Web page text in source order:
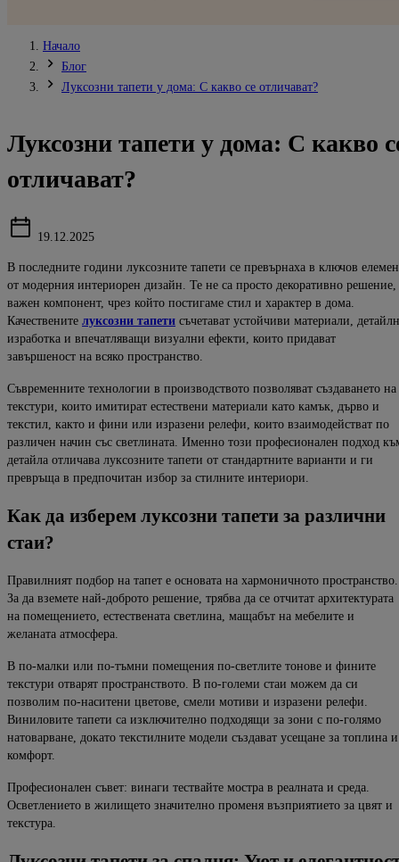
Начало
Блог
Луксозни тапети у дома: С какво се отличават?
Луксозни тапети у дома: С какво
отличават?
19.12.2025
В последните години луксозните тапети се превърнаха в ключов
от модерния интериорен дизайн. Те не са просто декоративно решение,
важен компонент, чрез който постигаме стил и характер в дома.
Качествените луксозни тапети съчетават устойчиви материали,
изработка и впечатляващи визуални ефекти, които придават
завършеност на всяко пространство.
Съвременните технологии в производството позволяват създаването на
текстури, които имитират естествени материали като камък, дърво и
текстил, както и фини или изразени релефи, които взаимодействат по
различен начин със светлината. Именно този професионален подход
детайла отличава луксозните тапети от стандартните варианти и ги
превръща в предпочитан избор за стилните интериори.
Как да изберем луксозни тапети за различни
стаи?
Правилният подбор на тапет е основата на хармоничното пространство.
За да вземете най-доброто решение, трябва да се отчитат архитектурата
на помещението, естествената светлина, мащабът на мебелите и
желаната атмосфера.
В по-малки или по-тъмни помещения по-светлите тонове и фините
текстури отварят пространството. В по-големи стаи можем да си
позволим по-наситени цветове, смели мотиви и изразени релефи.
Виниловите тапети са изключително подходящи за зони с по-голямо
натоварване, докато текстилните модели създават усещане за топлина и
комфорт.
Професионален съвет: винаги тествайте мостра в реалната и среда.
Осветлението в жилището значително променя възприятието за цвят и
текстура.